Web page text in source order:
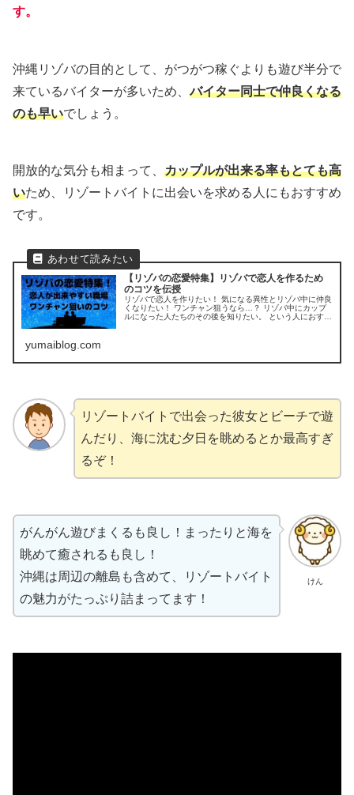
す。
沖縄リゾバの目的として、がつがつ稼ぐよりも遊び半分で
来ているバイターが多いため、バイター同士で仲良くなる
のも早いでしょう。
開放的な気分も相まって、 カップルが出来る率もとても高
いため、リゾートバイトに出会いを求める人にもおすすめ
です。
【リゾバの恋愛特集】リゾバで恋人を作るため
のコツを伝授
リゾバで恋人を作りたい！ 気になる異性とリゾバ中に仲良
くなりたい！ ワンチャン狙うなら…？ リゾバ中にカップ
ルになった人たちのその後を知りたい。 という人におすす
yumaiblog.com
リゾートバイトで出会った彼女とビーチで遊
んだり、海に沈む夕日を眺めるとか最高すぎ
るぞ！
けん
がんがん遊びまくるも良し！まったりと海を
眺めて癒されるも良し！
沖縄は周辺の離島も含めて、リゾートバイト
の魅力がたっぷり詰まってます！